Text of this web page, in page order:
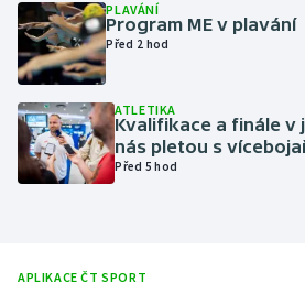
Motorsport
Parasport
PLAVÁNÍ
Program ME v plavání
Před 2 hod
ATLETIKA
Kvalifikace a finále v
nás pletou s
Před 5 hod
APLIKACE ČT SPORT